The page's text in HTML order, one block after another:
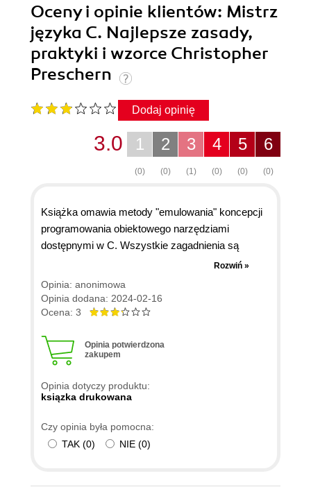
Oceny i opinie klientów: Mistrz
języka C. Najlepsze zasady,
praktyki i wzorce Christopher
Preschern
Dodaj opinię
6
(0)
5
(0)
4
(0)
3
(1)
2
(0)
1
(0)
3.0
Książka omawia metody "emulowania" koncepcji
programowania obiektowego narzędziami
dostępnymi w C. Wszystkie zagadnienia są
opisane jasno, z wyjaśnieniem co, jak i dlaczego,
więc czyta się to dobrze. Ale poziom techniczny
zagadnień, moim zdaniem zbyt niski. Zamiast
kopiowania rozwiązań obiektowych spodziewałem
języka C. Tego w tej książce nie ma. Więc
podsumowując... Książka dla kogoś, kto zna C++
Rozwiń »
Opinia: anonimowa
Opinia dodana: 2024-02-16
Ocena: 3
Opinia potwierdzona
zakupem
Opinia dotyczy produktu:
ksiązka drukowana
Czy opinia była pomocna:
TAK (0) NIE (0)